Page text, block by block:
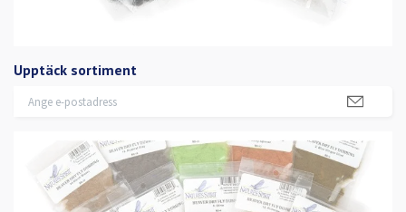
Upptäck sortiment